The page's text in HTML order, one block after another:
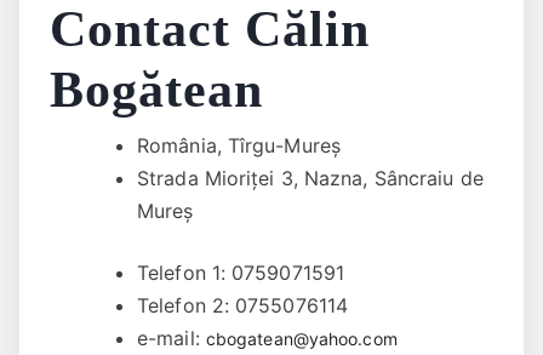
Contact Călin
Bogătean
România, Tîrgu-Mureș
Strada Mioriței 3, Nazna, Sâncraiu de
Mureș
Telefon 1: 0759071591
Telefon 2: 0755076114
e-mail: cbogatean@yahoo.com